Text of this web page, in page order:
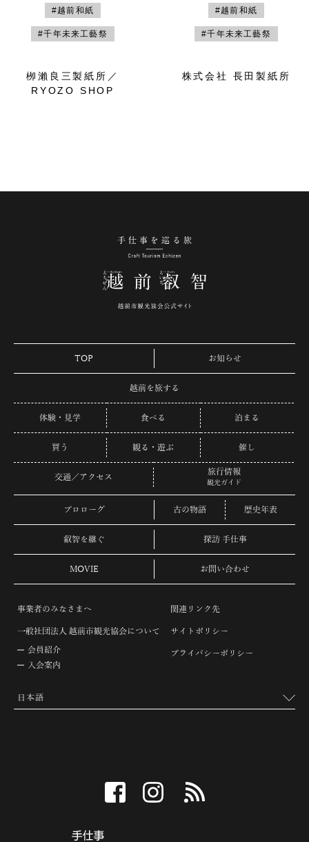
#越前和紙
#千年未来工藝祭
栁瀨良三製紙所／
RYOZO SHOP
#越前和紙
#千年未来工藝祭
株式会社 長田製紙所
TOP お知らせ
越前を旅する
体験・見学 食べる 泊まる
買う 観る・遊ぶ 催し
交通／アクセス
旅行情報
観光ガイド
プロローグ 古の物語 歴史年表
叡智を継ぐ 探訪 手仕事
MOVIE お問い合わせ
事業者のみなさまへ
一般社団法人 越前市観光協会について
会員紹介
入会案内
関連リンク先
サイトポリシー
プライバシーポリシー
facebook instagram